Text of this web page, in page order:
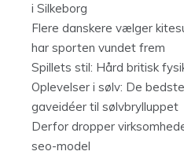
i Silkeborg
Flere danskere vælger
har sporten vundet frem
Spillets stil: Hård britisk
Oplevelser i sølv: De
gaveidéer til sølvbrylluppet
Derfor dropper
seo-model